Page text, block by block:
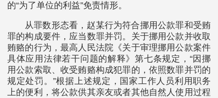
的“为了单位的利益”免责情形。
从罪数形态看，赵某行为符合挪用公款罪和受贿
罪的构成要件，应当数罪并罚。关于挪用公款并收取
贿赂的行为，最高人民法院《关于审理挪用公款案件
具体应用法律若干问题的解释》第七条规定，“因挪
用公款索取、收受贿赂构成犯罪的，依照数罪并罚的
规定处罚。”根据上述规定，国家工作人员利用职务
上的便利，将公款供其亲友或者其他自然人使用过程